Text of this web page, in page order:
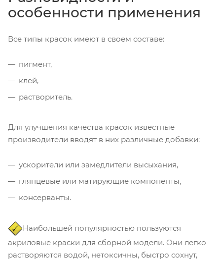
особенности применения
Все типы красок имеют в своем составе:
пигмент,
клей,
растворитель.
Для улучшения качества красок известные
производители вводят в них различные добавки:
ускорители или замедлители высыхания,
глянцевые или матирующие компоненты,
консерванты.
Наибольшей популярностью пользуются
акриловые краски для сборной модели. Они легко
растворяются водой, нетоксичны, быстро сохнут,